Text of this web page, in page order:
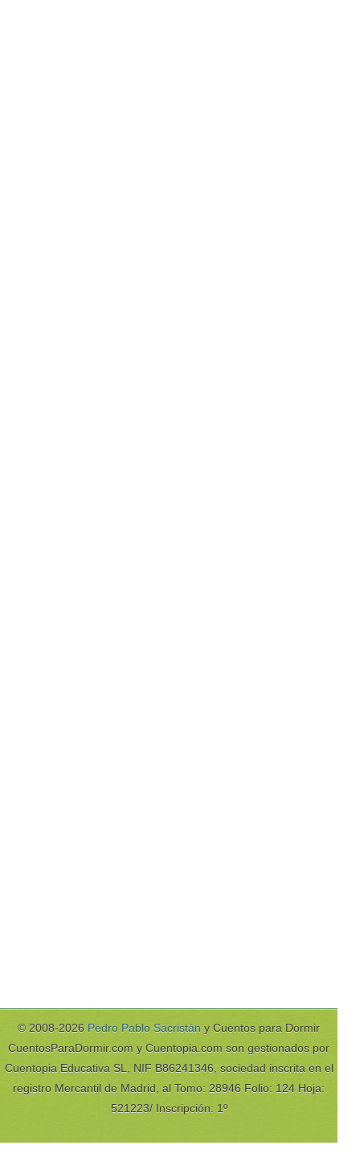
© 2008-2026 Pedro Pablo Sacristán y Cuentos para Dormir
CuentosParaDormir.com y Cuentopia.com son gestionados por
Cuentopia Educativa SL, NIF B86241346, sociedad inscrita en el
registro Mercantil de Madrid, al Tomo: 28946 Folio: 124 Hoja:
521223/ Inscripción: 1º